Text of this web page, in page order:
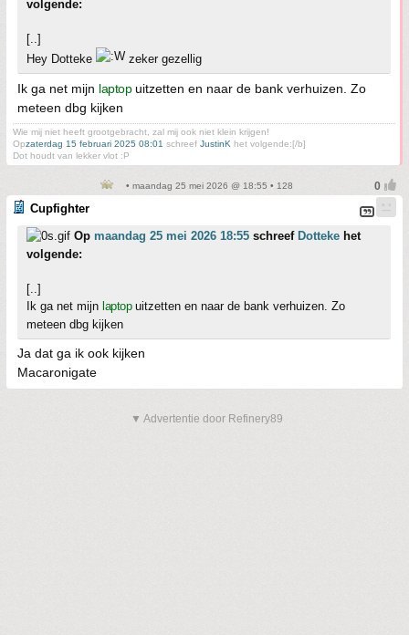
volgende:
[..]
Hey Dotteke
zeker gezellig
Ik ga net mijn laptopuitzetten en naar de bank verhuizen. Zo
meteen dbg kijken
Wie mij niet heeft grootgebracht, zal mij ook niet klein krijgen!
Opzaterdag 15 februari 2025 08:01 schreef JustinK het volgende:[/b]
Dot houdt van lekker vlot :P
• maandag 25 mei 2026 @ 18:55 • 128
Cupfighter
Op maandag 25 mei 2026 18:55 schreef Dotteke het
volgende:
[..]
Ik ga net mijn laptopuitzetten en naar de bank verhuizen. Zo
meteen dbg kijken
Ja dat ga ik ook kijken
Macaronigate
▼ Advertentie door Refinery89